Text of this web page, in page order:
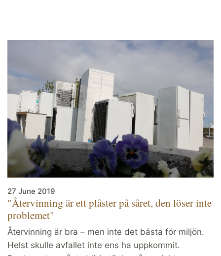
27 June 2019
"Återvinning är ett plåster på såret, den löser inte
problemet"
Återvinning är bra – men inte det bästa för miljön.
Helst skulle avfallet inte ens ha uppkommit.